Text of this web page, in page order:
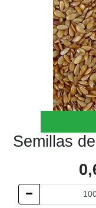
Semillas